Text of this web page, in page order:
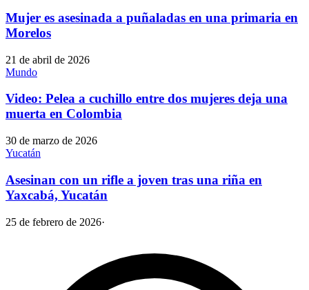
Mujer es asesinada a puñaladas en una primaria en
Morelos
21 de abril de 2026
Mundo
Video: Pelea a cuchillo entre dos mujeres deja una
muerta en Colombia
30 de marzo de 2026
Yucatán
Asesinan con un rifle a joven tras una riña en
Yaxcabá, Yucatán
25 de febrero de 2026·